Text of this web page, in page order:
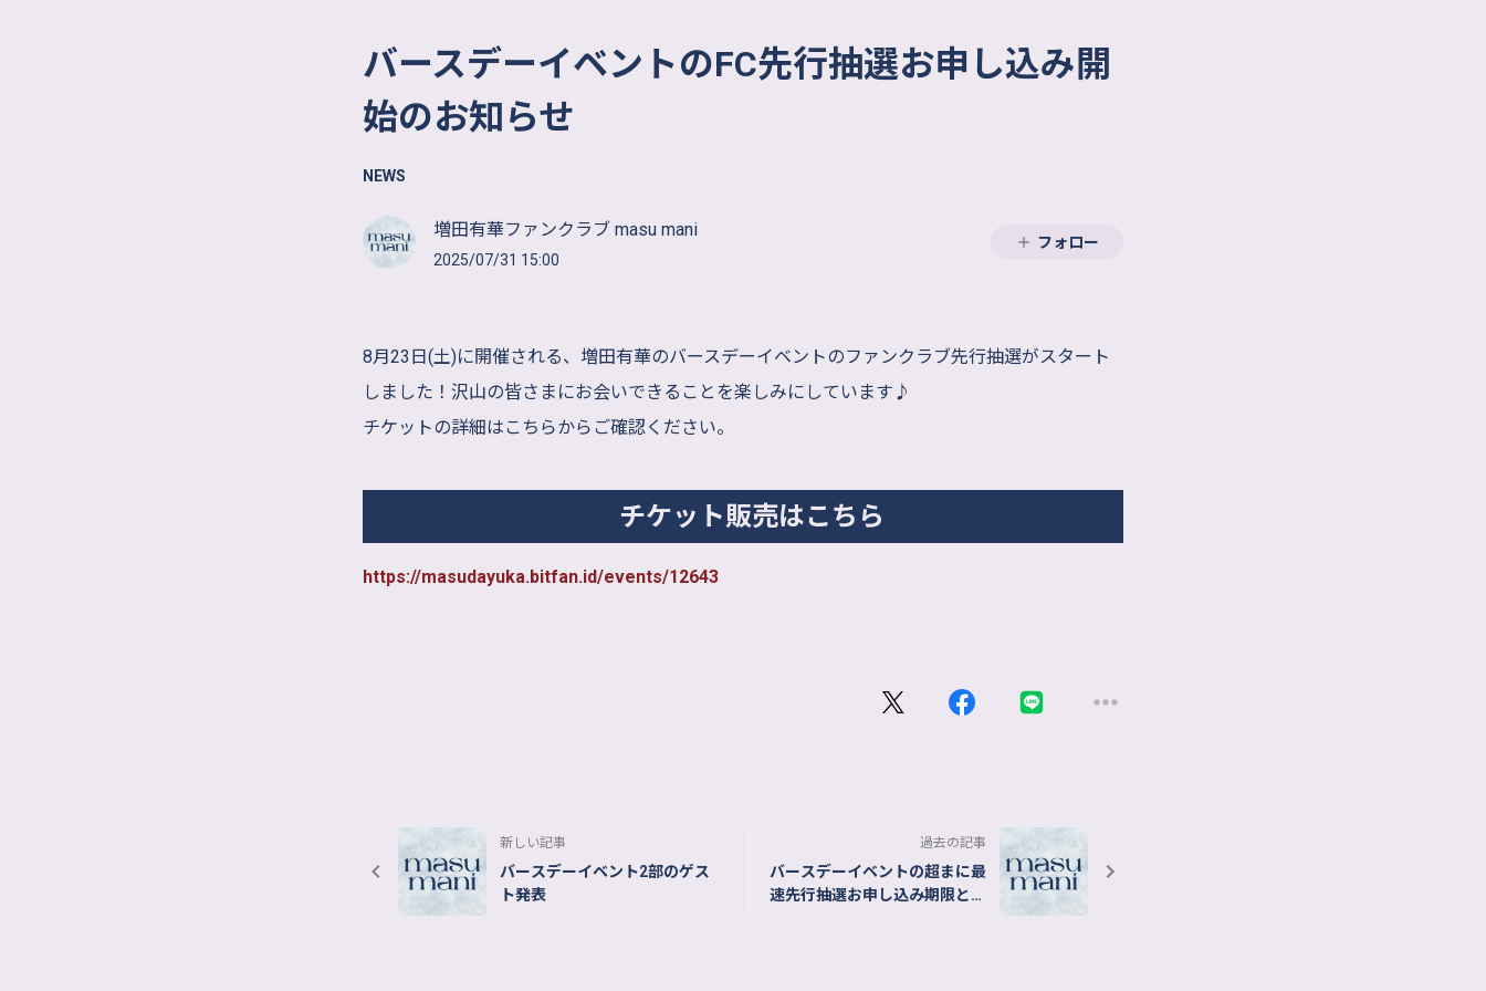
バースデーイベントのFC先行抽選お申し込み開
始のお知らせ
NEWS
増田有華ファンクラブ masu mani
2025/07/31 15:00
フォロー
8月23日(土)に開催される、増田有華のバースデーイベントのファンクラブ先行抽選がスタート
しました！沢山の皆さまにお会いできることを楽しみにしています♪
チケットの詳細はこちらからご確認ください。
チケット販売はこちら
https://masudayuka.bitfan.id/events/12643
新しい記事
バースデーイベント2部のゲス
ト発表
過去の記事
バースデーイベントの超まに最
速先行抽選お申し込み期限とグ